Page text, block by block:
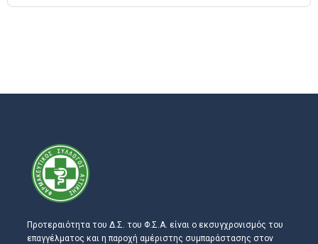
Προτεραιότητα του Δ.Σ. του Φ.Σ.Α. είναι ο εκσυγχρονισμός του
επαγγέλματος και η παροχή αμέριστης συμπαράστασης στον